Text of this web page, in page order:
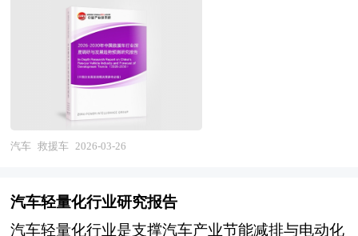
统计局、国家商务部、国家市场监督管理总局、国
家发改委、国家经济信息中心、国务院发展研究中
心、国家海关总署、中国经济景气监测中心、中国
行业研究网、国内外相关报刊杂志的基础信息以及
汽车保养专业研究单位等公布和提供的大量资料。
对我国汽车保养的行业现状、市场各类经营指标的
的发展进行详尽深入的分析，并根据汽车保养行业
业及驾考驾培等领域形成规模化应用，产业技术创
新能力与成本竞争力显著增强；但另一方面，产业
深层瓶颈依然突出，高精度定位芯片功耗、成本及
可靠性与国际顶尖水平存在差距，室内定位、复杂
环境定位及高动态定位等关键技术有待突破，行业
标准不统一与数据互联互通不足制约生态发展，下
游自动驾驶、无人机等新兴应用的规模化商用进程
与此同时，低轨卫星增强、5G通导融合及人工智
能技术的快速发展，正在重塑产业技术路线与竞争
能够在突发事件、事故现场或灾害环境中高效展开
作业。 根据实际应用场景的不同，救援车涵盖了
多种类型，其功能设计高度专业化，以满足特定救
援需求。例如，部分救援车侧重于医疗急救，具备
转运伤病员、提供途中生命支持的能力；有的则专
注于火灾扑救，搭载高压水炮、泡沫灭火系统及破
要用于道路交通应急，具备拖曳、顶升、起吊等功
汽车 救援车 2026-03-26
汽车轻量化行业研究报告
汽车轻量化行业是支撑汽车产业节能减排与电动化